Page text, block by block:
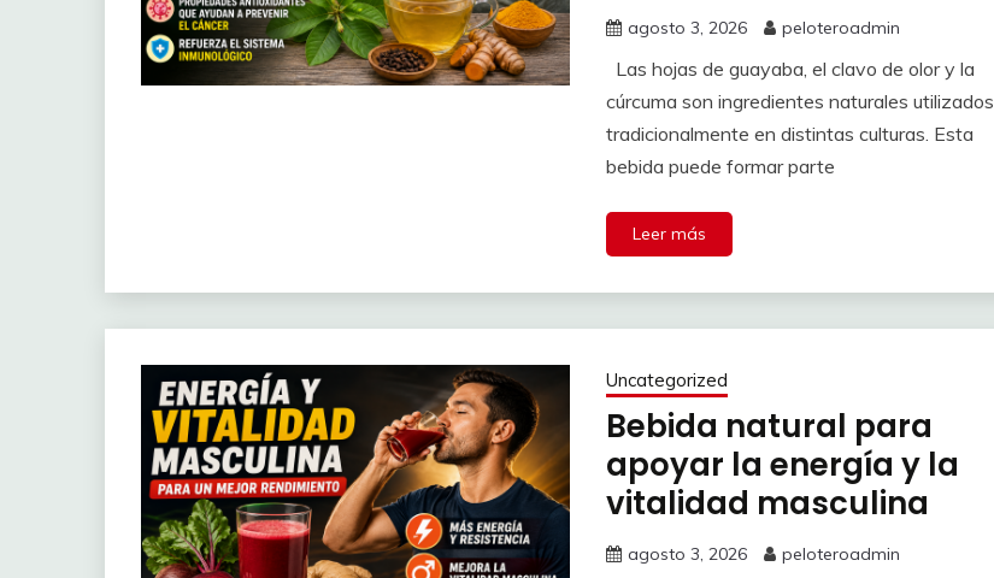
agosto 3, 2026 peloteroadmin
Las hojas de guayaba, el clavo de olor y la
cúrcuma son ingredientes naturales utilizados
tradicionalmente en distintas culturas. Esta
bebida puede formar parte
Leer más
Uncategorized
Bebida natural para
apoyar la energía y la
vitalidad masculina
agosto 3, 2026 peloteroadmin